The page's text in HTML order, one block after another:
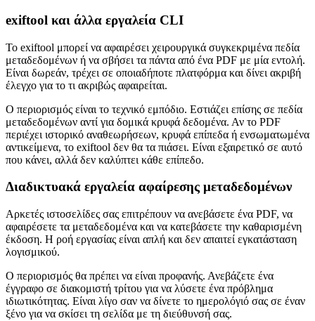
exiftool και άλλα εργαλεία CLI
Το exiftool μπορεί να αφαιρέσει χειρουργικά συγκεκριμένα πεδία
μεταδεδομένων ή να σβήσει τα πάντα από ένα PDF με μία εντολή.
Είναι δωρεάν, τρέχει σε οποιαδήποτε πλατφόρμα και δίνει ακριβή
έλεγχο για το τι ακριβώς αφαιρείται.
Ο περιορισμός είναι το τεχνικό εμπόδιο. Εστιάζει επίσης σε πεδία
μεταδεδομένων αντί για δομικά κρυφά δεδομένα. Αν το PDF
περιέχει ιστορικό αναθεωρήσεων, κρυφά επίπεδα ή ενσωματωμένα
αντικείμενα, το exiftool δεν θα τα πιάσει. Είναι εξαιρετικό σε αυτό
που κάνει, αλλά δεν καλύπτει κάθε επίπεδο.
Διαδικτυακά εργαλεία αφαίρεσης μεταδεδομένων
Αρκετές ιστοσελίδες σας επιτρέπουν να ανεβάσετε ένα PDF, να
αφαιρέσετε τα μεταδεδομένα και να κατεβάσετε την καθαρισμένη
έκδοση. Η ροή εργασίας είναι απλή και δεν απαιτεί εγκατάσταση
λογισμικού.
Ο περιορισμός θα πρέπει να είναι προφανής. Ανεβάζετε ένα
έγγραφο σε διακομιστή τρίτου για να λύσετε ένα πρόβλημα
ιδιωτικότητας. Είναι λίγο σαν να δίνετε το ημερολόγιό σας σε έναν
ξένο για να σκίσει τη σελίδα με τη διεύθυνσή σας.